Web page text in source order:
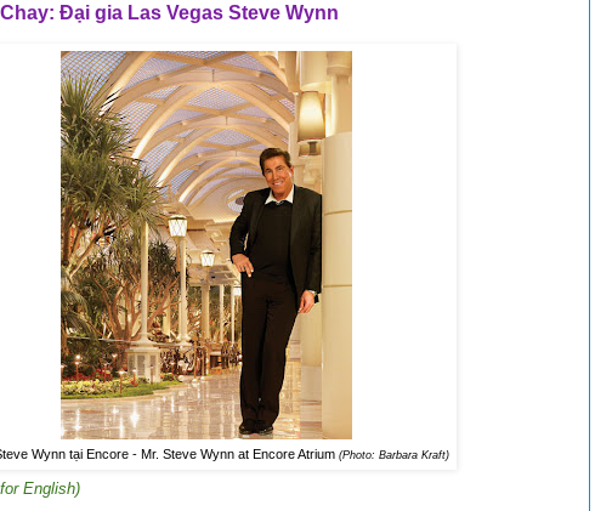
Đại gia Las Vegas Steve Wynn
Wynn tại Encore - Mr. Steve Wynn at Encore Atrium(Photo: Barbara Kraft)
English)